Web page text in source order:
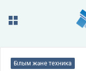
Меню
Ғылым және техника